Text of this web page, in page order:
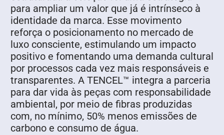
para ampliar um valor que já é intrínseco à
identidade da marca. Esse movimento
reforça o posicionamento no mercado de
luxo consciente, estimulando um impacto
positivo e fomentando uma demanda cultural
por processos cada vez mais responsáveis e
transparentes. A TENCEL™ integra a parceria
para dar vida às peças com responsabilidade
ambiental, por meio de fibras produzidas
com, no mínimo, 50% menos emissões de
carbono e consumo de água.